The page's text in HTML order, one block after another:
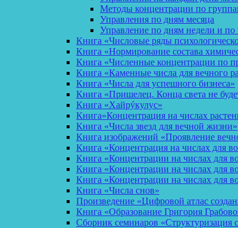
Методы концентрации по
Управления по дням месяца
Управление по дням недели и по
Книга «Числовые ряды
Книга «Нормирование состава
Книга «Численные концентрации по
Книга «Каменные числа для вечного
Книга «Числа для успешного бизнеса»
Книга «Пришелец. Конца света не
Книга «Хайрýкулус»
Книга»Концентрация на числах
Книга «Числа звезд для вечной жизни»
Книга изображений «Проявление
Книга «Концентрация на числах для
Книга «Концентрации на числах для
Книга «Концентрации на числах для
Книга «Концентрации на числах для
Книга «Числа снов»
Произведение «Цифровой атлас
Книга «Образование Григория
Сборник семинаров «Структуризация